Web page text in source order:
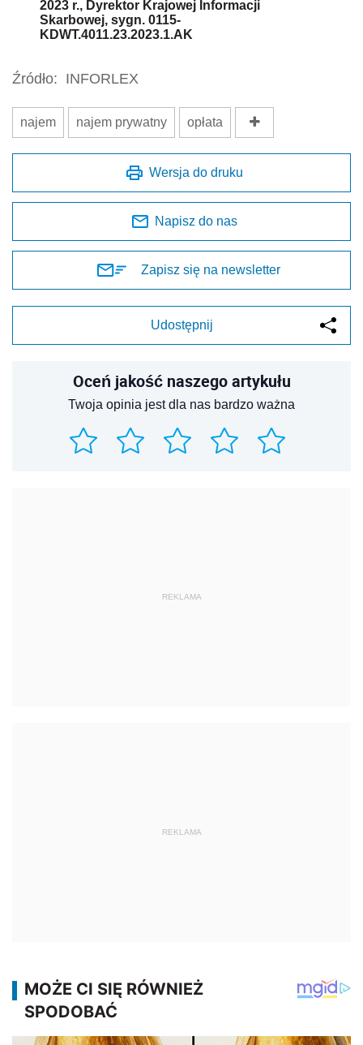
2023 r., Dyrektor Krajowej Informacji
Skarbowej, sygn. 0115-
KDWT.4011.23.2023.1.AK
Źródło: INFORLEX
najem najem prywatny opłata
Wersja do druku
Napisz do nas
Zapisz się na newsletter
Udostępnij
Oceń jakość naszego artykułu
Twoja opinia jest dla nas bardzo ważna
REKLAMA
REKLAMA